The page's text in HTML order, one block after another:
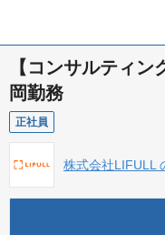
【コンサルティ
岡勤務
正社員
株式会社LIFULL